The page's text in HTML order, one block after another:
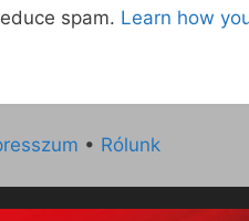
spam. Learn how
• Rólunk